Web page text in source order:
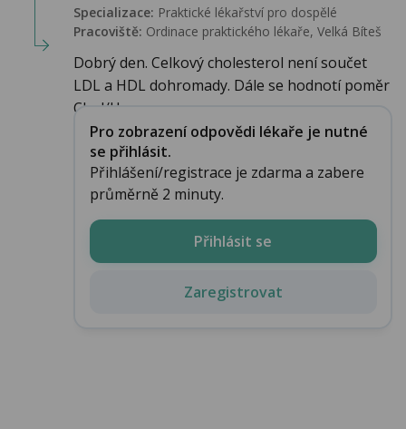
Specializace: Praktické lékařství pro dospělé
Pracoviště: Ordinace praktického lékaře, Velká Bíteš
Dobrý den. Celkový cholesterol není součet
LDL a HDL dohromady. Dále se hodnotí poměr
Chol/H...
Pro zobrazení odpovědi lékaře je nutné
se přihlásit.
Přihlášení/registrace je zdarma a zabere
průměrně 2 minuty.
Přihlásit se
Zaregistrovat